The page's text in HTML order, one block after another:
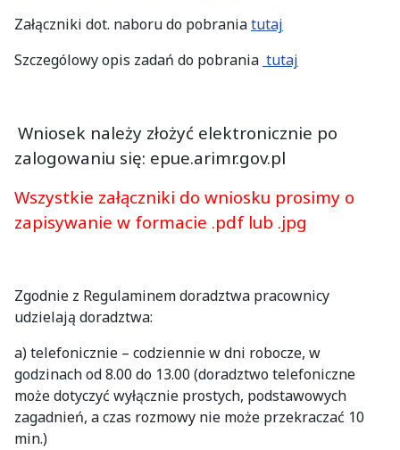
Załączniki dot. naboru do pobraniatutaj
Szczególowy opis zadań do pobrania tutaj
Wniosek należy złożyć elektronicznie po
zalogowaniu się: epue.arimr.gov.pl
Wszystkie załączniki do wniosku prosimy o
zapisywanie w formacie .pdf lub .jpg
Zgodnie z Regulaminem doradztwa pracownicy
udzielają doradztwa:
a) telefonicznie – codziennie w dni robocze, w
godzinach od 8.00 do 13.00 (doradztwo telefoniczne
może dotyczyć wyłącznie prostych, podstawowych
zagadnień, a czas rozmowy nie może przekraczać 10
min.)